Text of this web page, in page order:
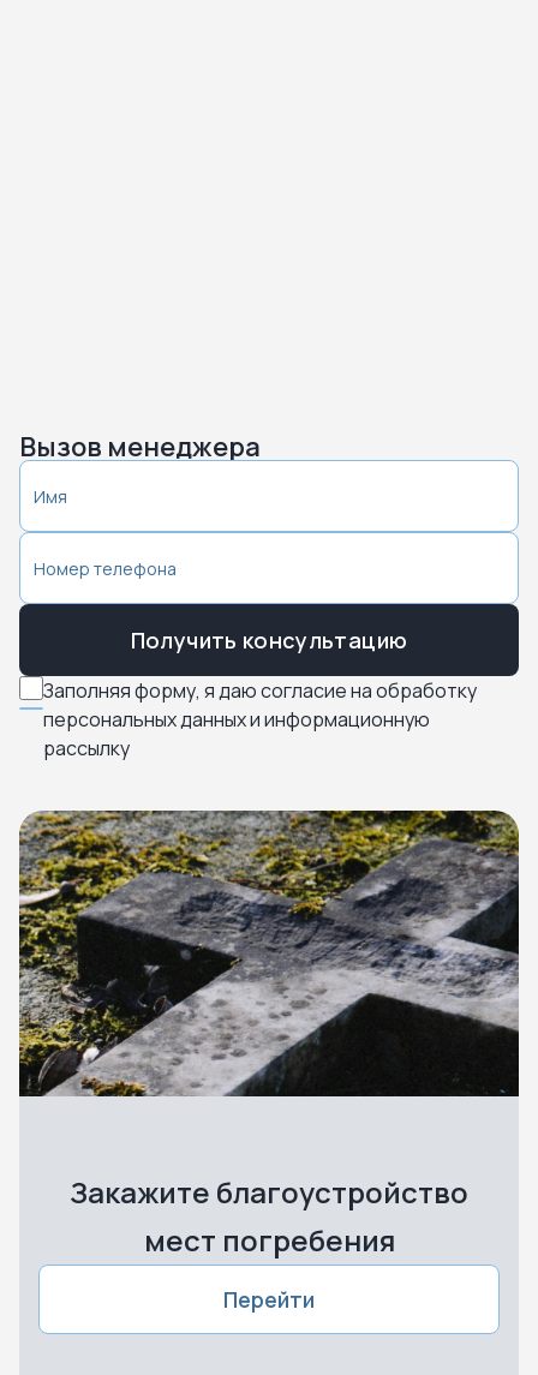
Вызов менеджера
Заполняя форму, я даю согласие на обработку
персональных данных и информационную
рассылку
Получить консультацию
Закажите благоустройство
мест погребения
Перейти